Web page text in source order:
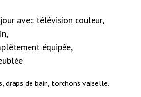
avec télévision couleur,
équipée,
draps de bain, torchons vaiselle.